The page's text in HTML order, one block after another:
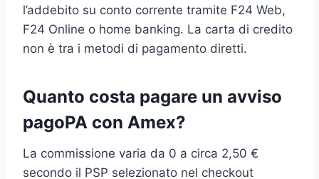
l’addebito su conto corrente tramite F24 Web,
F24 Online o home banking. La carta di credito
non è tra i metodi di pagamento diretti.
Quanto costa pagare un avviso
pagoPA con Amex?
La commissione varia da 0 a circa 2,50 €
secondo il PSP selezionato nel checkout